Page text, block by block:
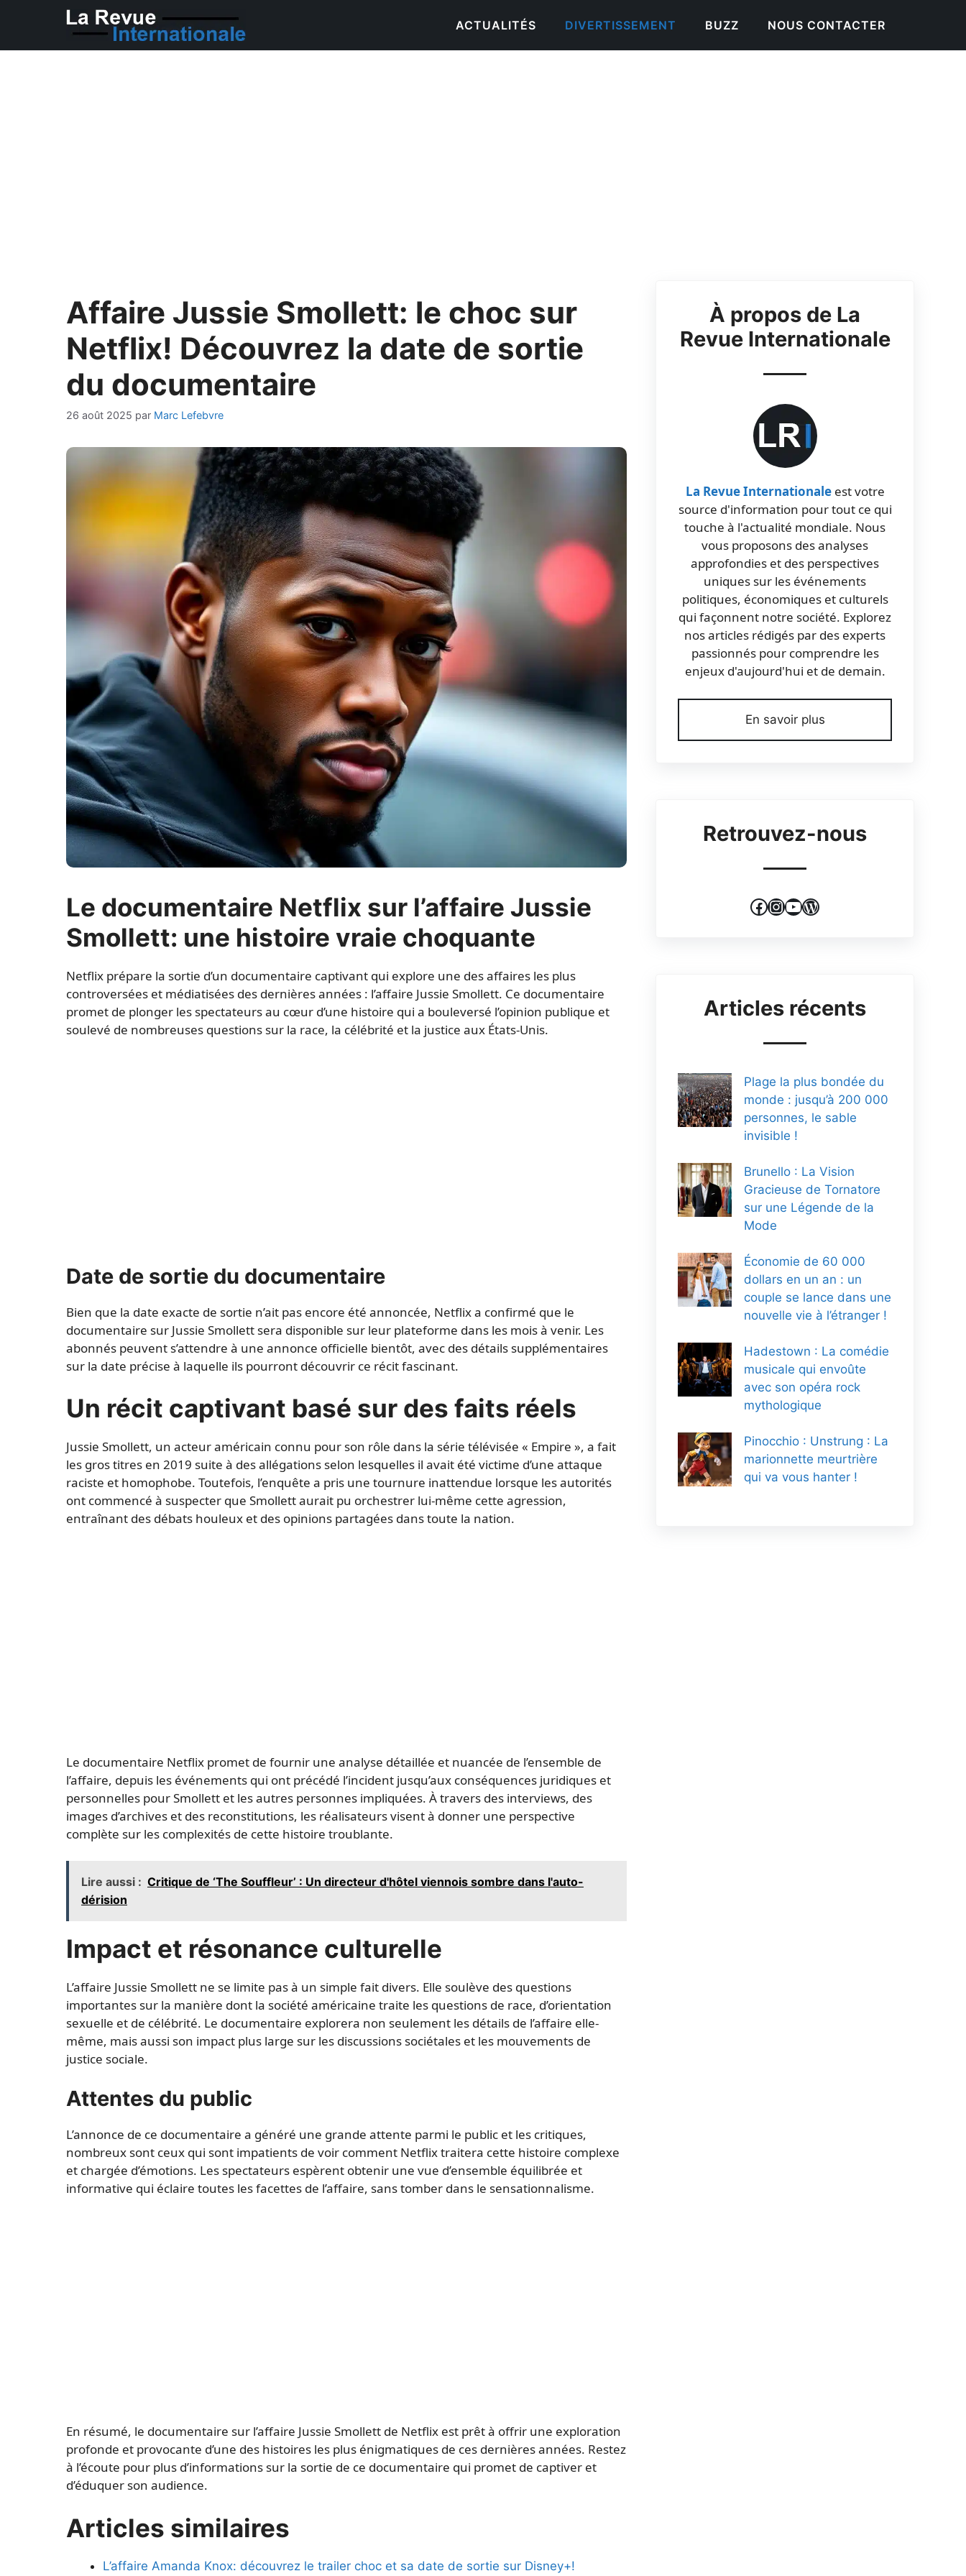
ACTUALITÉS DIVERTISSEMENT BUZZ NOUS CONTACTER
Affaire Jussie Smollett: le choc sur
Netflix! Découvrez la date de sortie
du documentaire
26 août 2025 par Marc Lefebvre
Le documentaire Netflix sur l’affaire Jussie
Smollett: une histoire vraie choquante
Netflix prépare la sortie d’un documentaire captivant qui explore une des affaires les plus
controversées et médiatisées des dernières années : l’affaire Jussie Smollett. Ce documentaire
promet de plonger les spectateurs au cœur d’une histoire qui a bouleversé l’opinion publique et
soulevé de nombreuses questions sur la race, la célébrité et la justice aux États-Unis.
Date de sortie du documentaire
Bien que la date exacte de sortie n’ait pas encore été annoncée, Netflix a confirmé que le
documentaire sur Jussie Smollett sera disponible sur leur plateforme dans les mois à venir. Les
abonnés peuvent s’attendre à une annonce officielle bientôt, avec des détails supplémentaires
sur la date précise à laquelle ils pourront découvrir ce récit fascinant.
Un récit captivant basé sur des faits réels
Jussie Smollett, un acteur américain connu pour son rôle dans la série télévisée « Empire », a fait
les gros titres en 2019 suite à des allégations selon lesquelles il avait été victime d’une attaque
raciste et homophobe. Toutefois, l’enquête a pris une tournure inattendue lorsque les autorités
ont commencé à suspecter que Smollett aurait pu orchestrer lui-même cette agression,
entraînant des débats houleux et des opinions partagées dans toute la nation.
Le documentaire Netflix promet de fournir une analyse détaillée et nuancée de l’ensemble de
l’affaire, depuis les événements qui ont précédé l’incident jusqu’aux conséquences juridiques et
personnelles pour Smollett et les autres personnes impliquées. À travers des interviews, des
images d’archives et des reconstitutions, les réalisateurs visent à donner une perspective
complète sur les complexités de cette histoire troublante.
Lire aussi : Critique de ‘The Souffleur’ : Un directeur d'hôtel viennois sombre dans l'auto-
dérision
Impact et résonance culturelle
L’affaire Jussie Smollett ne se limite pas à un simple fait divers. Elle soulève des questions
importantes sur la manière dont la société américaine traite les questions de race, d’orientation
sexuelle et de célébrité. Le documentaire explorera non seulement les détails de l’affaire elle-
même, mais aussi son impact plus large sur les discussions sociétales et les mouvements de
justice sociale.
Attentes du public
L’annonce de ce documentaire a généré une grande attente parmi le public et les critiques,
nombreux sont ceux qui sont impatients de voir comment Netflix traitera cette histoire complexe
et chargée d’émotions. Les spectateurs espèrent obtenir une vue d’ensemble équilibrée et
informative qui éclaire toutes les facettes de l’affaire, sans tomber dans le sensationnalisme.
En résumé, le documentaire sur l’affaire Jussie Smollett de Netflix est prêt à offrir une exploration
profonde et provocante d’une des histoires les plus énigmatiques de ces dernières années. Restez
à l’écoute pour plus d’informations sur la sortie de ce documentaire qui promet de captiver et
d’éduquer son audience.
Articles similaires
L’affaire Amanda Knox: découvrez le trailer choc et sa date de sortie sur Disney+!
À propos de La
Revue Internationale
La Revue Internationaleest votre
source d'information pour tout ce qui
touche à l'actualité mondiale. Nous
vous proposons des analyses
approfondies et des perspectives
uniques sur les événements
politiques, économiques et culturels
qui façonnent notre société. Explorez
nos articles rédigés par des experts
passionnés pour comprendre les
enjeux d'aujourd'hui et de demain.
En savoir plus
Retrouvez-nous
Facebook
Instagram
YouTube
WordPress
Articles récents
Plage la plus bondée du
monde : jusqu’à 200 000
personnes, le sable
invisible !
Brunello : La Vision
Gracieuse de Tornatore
sur une Légende de la
Mode
Économie de 60 000
dollars en un an : un
couple se lance dans une
nouvelle vie à l’étranger !
Hadestown : La comédie
musicale qui envoûte
avec son opéra rock
mythologique
Pinocchio : Unstrung : La
marionnette meurtrière
qui va vous hanter !